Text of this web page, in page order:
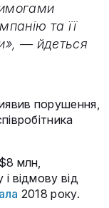
та її
— йдеться
порушення,
млн,
відмову від
2018 року.